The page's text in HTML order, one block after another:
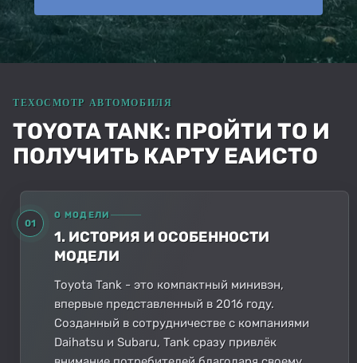
TOYOTA TANK: ПРОЙТИ ТО И
ПОЛУЧИТЬ КАРТУ ЕАИСТО
01
О МОДЕЛИ
1. ИСТОРИЯ И ОСОБЕННОСТИ
МОДЕЛИ
Toyota Tank - это компактный минивэн,
впервые представленный в 2016 году.
Созданный в сотрудничестве с компаниями
Daihatsu и Subaru, Tank сразу привлёк